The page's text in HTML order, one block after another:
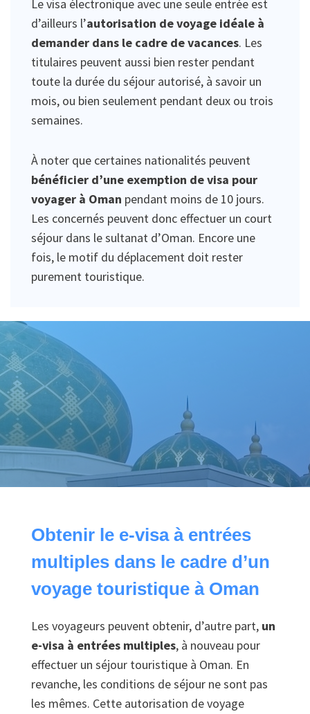
Le visa électronique avec une seule entrée est
d’ailleurs l’autorisation de voyage idéale à
demander dans le cadre de vacances. Les
titulaires peuvent aussi bien rester pendant
toute la durée du séjour autorisé, à savoir un
mois, ou bien seulement pendant deux ou trois
semaines.
À noter que certaines nationalités peuvent
bénéficier d’une exemption de visa pour
voyager à Oman pendant moins de 10 jours.
Les concernés peuvent donc effectuer un court
séjour dans le sultanat d’Oman. Encore une
fois, le motif du déplacement doit rester
purement touristique.
Obtenir le e-visa à entrées
multiples dans le cadre d’un
voyage touristique à Oman
Les voyageurs peuvent obtenir, d’autre part, un
e-visa à entrées multiples, à nouveau pour
effectuer un séjour touristique à Oman. En
revanche, les conditions de séjour ne sont pas
les mêmes. Cette autorisation de voyage